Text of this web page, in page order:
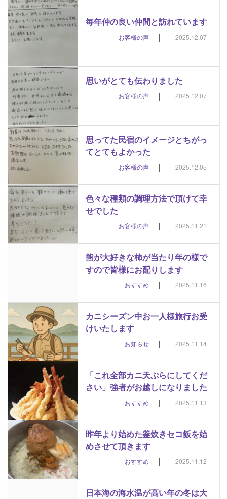
毎年仲の良い仲間と訪れています
お客様の声 | 2025.12.07
思いがとても伝わりました
お客様の声 | 2025.12.07
思ってた民宿のイメージとちがっ
てとてもよかった
お客様の声 | 2025.12.05
色々な種類の調理方法で頂けて幸
せでした
お客様の声 | 2025.11.21
熊が大好きな柿が当たり年の様で
すので皆様にお配りします
おすすめ | 2025.11.16
カニシーズン中お一人様旅行お受
けいたします
お知らせ | 2025.11.14
「これ全部カニ天ぷらにしてくだ
さい」強者がお越しになりました
おすすめ | 2025.11.13
昨年より始めた釜炊きセコ飯を始
めさせて頂きます
おすすめ | 2025.11.12
日本海の海水温が高い年の冬は大